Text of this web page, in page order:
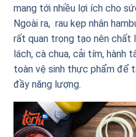
mang tới nhiều lợi ích cho
Ngoài ra, rau kẹp nhân
rất quan trọng tạo nên chất
lách, cà chua, cải tím, hành
toàn vệ sinh thực phẩm để
đầy năng lượng.